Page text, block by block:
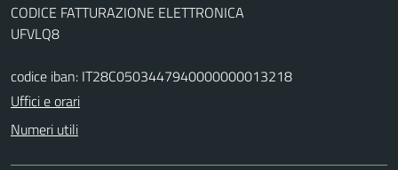
CODICE FATTURAZIONE ELETTRONICA
UFVLQ8
codice iban: IT28C0503447940000000013218
Uffici e orari
Numeri utili